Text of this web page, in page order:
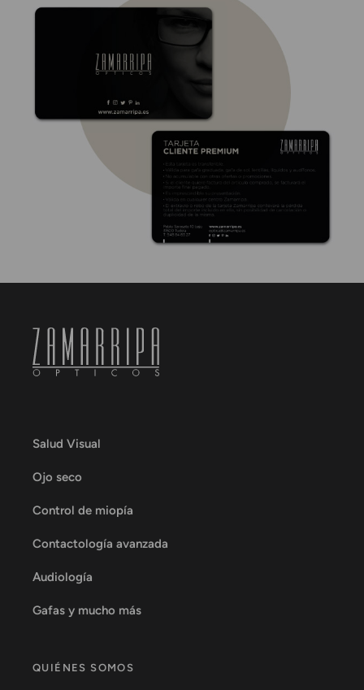
Salud Visual
Ojo seco
Control de miopía
Contactología avanzada
Audiología
Gafas y mucho más
QUIÉNES SOMOS